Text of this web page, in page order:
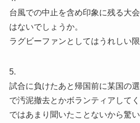
台風での中止を含め印象に残る大
はないでしょうか。
ラグビーファンとしてはうれしい限
5.
試合に負けたあと帰国前に某国の
で汚泥撤去とかボランティアして
ではあまり聞いたことないから驚